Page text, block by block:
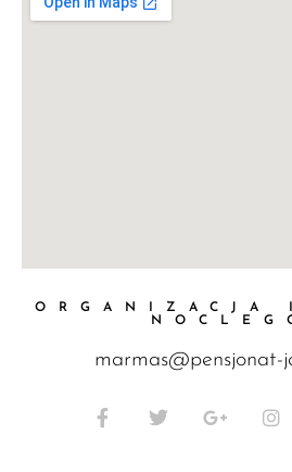
ORGANIZACJA
marmas@pensjonat-